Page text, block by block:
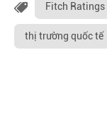
Fitch Ratings
thị trường quốc tế